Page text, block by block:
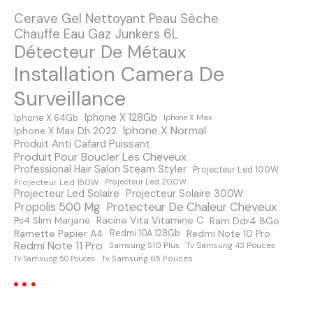
d
e
s
m
e
s
s
a
g
e
Cerave Gel Nettoyant Peau Sèche
Chauffe Eau Gaz Junkers 6L
Détecteur De Métaux
Installation Camera De
Surveillance
Iphone X 64Gb Iphone X 128Gb Iphone X Max
Iphone X Max Dh 2022 Iphone X Normal
Produit Anti Cafard Puissant
Produit Pour Boucler Les Cheveux
Professional Hair Salon Steam Styler
Projecteur Led 100W
Projecteur Led 150W
Projecteur Led 200W
Projecteur Led Solaire Projecteur Solaire 300W
Propolis 500 Mg Protecteur De Chaleur Cheveux
Ps4 Slim Marjane Racine Vita Vitamine C Ram Ddr4 8Go
Ramette Papier A4
Redmi 10A 128Gb Redmi Note 10 Pro
Redmi Note 11 Pro Samsung S10 Plus Tv Samsung 43 Pouces
Tv Samsung 50 Pouces Tv Samsung 65 Pouces